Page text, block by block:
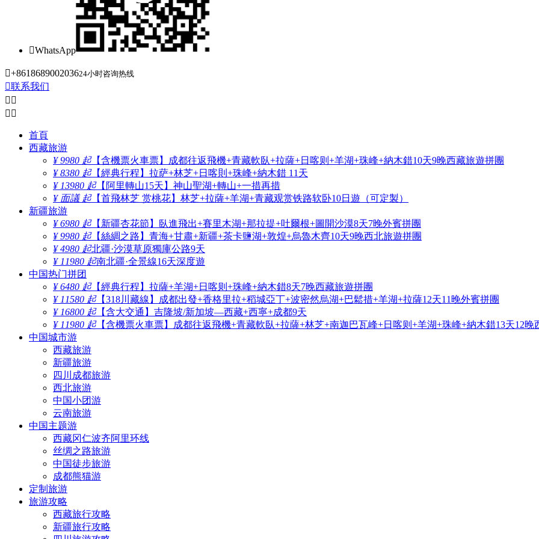
WhatsApp
+861868900203624小时咨询热线
联系我们
 
 
首頁
西藏旅游
¥ 9980 起【含機票火車票】成都往返飛機+青藏軟臥+拉薩+日喀则+羊湖+珠峰+納木錯10天9晚西藏旅遊拼團
¥ 8380 起【經典行程】拉萨+林芝+日喀則+珠峰+納木錯 11天
¥ 13980 起【阿里轉山15天】神山聖湖+轉山+一措再措
¥ 面議 起【首飛林芝 赏桃花】林芝+拉薩+羊湖+青藏观赏铁路软卧10日遊（可定製）
新疆旅游
¥ 6980 起【新疆杏花節】臥進飛出+賽里木湖+那拉提+吐爾根+圖開沙漠8天7晚外賓拼團
¥ 9980 起【絲綢之路】青海+甘肅+新疆+茶卡鹽湖+敦煌+烏魯木齊10天9晚西北旅遊拼團
¥ 4980 起北疆·沙漠草原獨庫公路9天
¥ 11980 起南北疆·全景線16天深度遊
中国热门拼团
¥ 6480 起【經典行程】拉薩+羊湖+日喀则+珠峰+納木錯8天7晚西藏旅遊拼團
¥ 11580 起【318川藏線】成都出發+香格里拉+稻城亞丁+波密然烏湖+巴鬆措+羊湖+拉薩12天11晚外賓拼團
¥ 16800 起【含大交通】吉隆坡/新加坡—西藏+西寧+成都9天
¥ 11980 起【含機票火車票】成都往返飛機+青藏軟臥+拉薩+林芝+南迦巴瓦峰+日喀则+羊湖+珠峰+納木錯13天12晚
中国城市游
西藏旅游
新疆旅游
四川成都旅游
西北旅游
中国小团游
云南旅游
中国主题游
西藏冈仁波齐阿里环线
丝绸之路旅游
中国徒步旅游
成都熊猫游
定制旅游
旅游攻略
西藏旅行攻略
新疆旅行攻略